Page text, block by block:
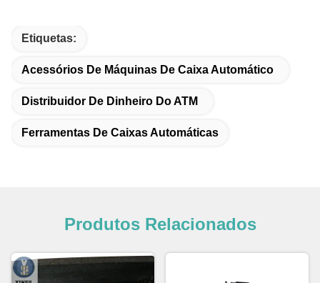
Etiquetas:
Acessórios De Máquinas De Caixa Automático
Distribuidor De Dinheiro Do ATM
Ferramentas De Caixas Automáticas
Produtos Relacionados